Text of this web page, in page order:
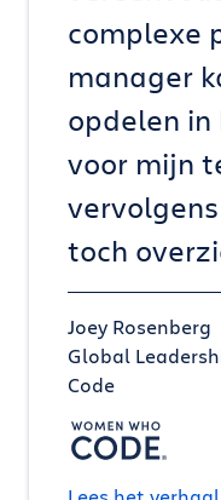
complexe
manager
opdelen
voor mijn
toch
Joey Rosenberg
Global
Code